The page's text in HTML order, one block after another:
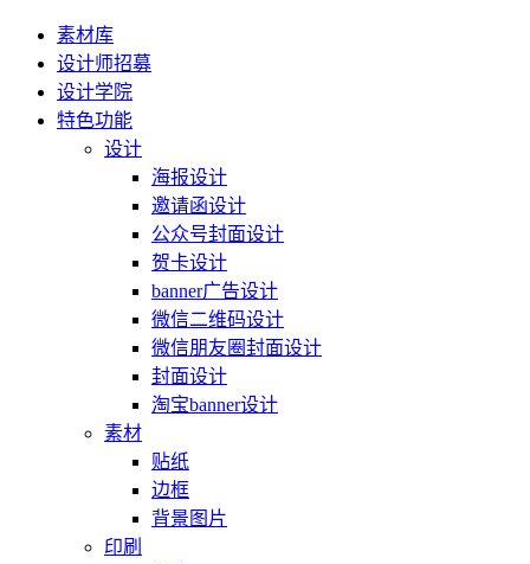
素材库
设计师招募
设计学院
特色功能
设计
海报设计
邀请函设计
公众号封面设计
贺卡设计
banner广告设计
微信二维码设计
微信朋友圈封面设计
封面设计
淘宝banner设计
素材
贴纸
边框
背景图片
印刷